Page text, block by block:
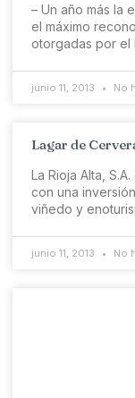
– Un año más la
el máximo
otorgadas por el
junio 11, 2013 No
Lagar de
La Rioja Alta,
con una
viñedo y
junio 11, 2013 No